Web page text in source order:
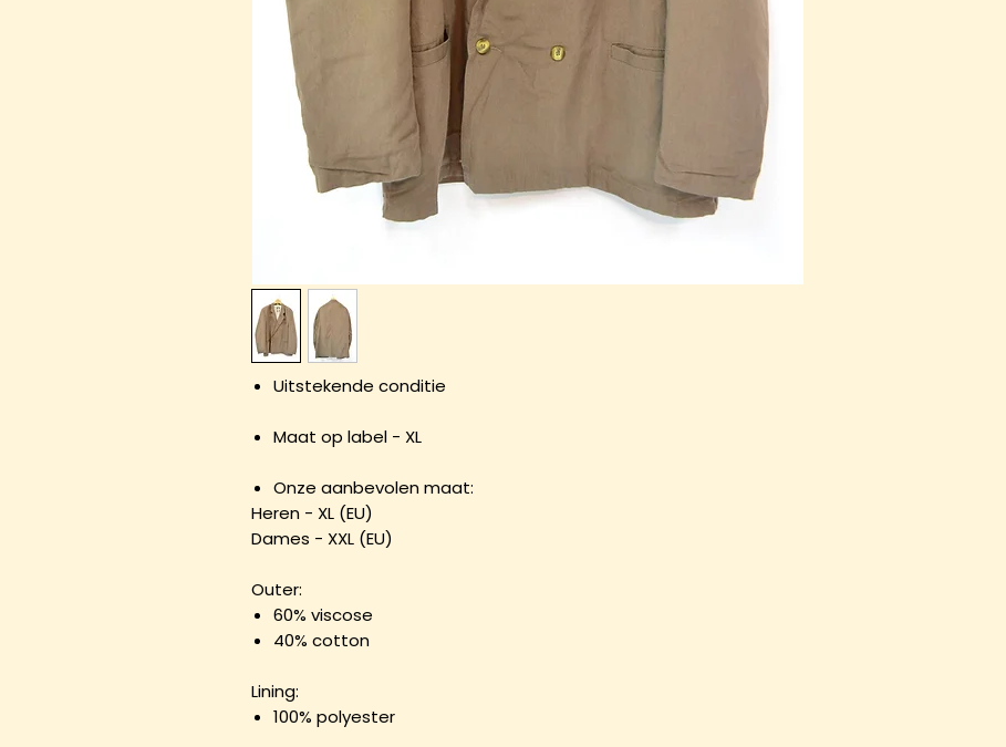
Uitstekende conditie
Maat op label - XL
Onze aanbevolen maat:
Heren - XL (EU)
Dames - XXL (EU)
Outer:
60% viscose
40% cotton
Lining:
100% polyester